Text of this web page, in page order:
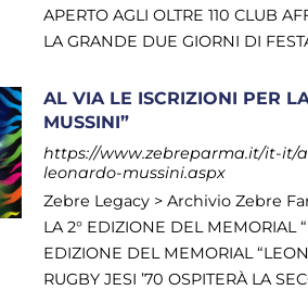
APERTO AGLI OLTRE 110 CLUB
LA GRANDE DUE GIORNI DI
AL VIA LE ISCRIZIONI PER
MUSSINI”
https://www.zebreparma.it/it-it/
leonardo-mussini.aspx
Zebre Legacy > Archivio Zebre
LA 2° EDIZIONE DEL MEMORIAL
EDIZIONE DEL MEMORIAL
RUGBY JESI ’70 OSPITERÀ LA